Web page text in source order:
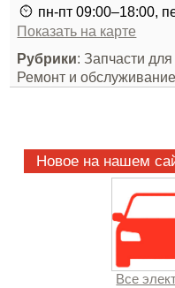
пн-пт 09:00–18:00,
Показать на карте
Рубрики: Запчасти
Ремонт и
Новое на нашем
Все